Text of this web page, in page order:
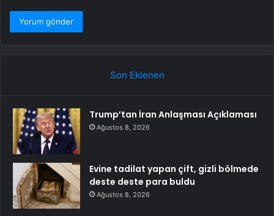
Son Eklenen
Trump’tan İran Anlaşması Açıklaması
Ağustos 8, 2026
Evine tadilat yapan çift, gizli bölmede
deste deste para buldu
Ağustos 8, 2026